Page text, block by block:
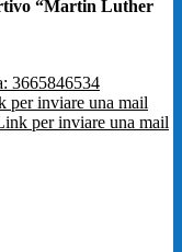
“Martin Luther
3665846534
per inviare una mail
per inviare una mail